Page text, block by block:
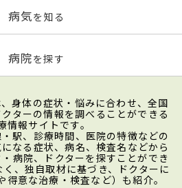
病気を知る
病院を探す
身体の症状・悩みに合わせ、全国
ターの情報を調べることができる
情報サイトです。
駅、診療時間、医院の特徴などの
なる症状、病名、検査名などから
病院、ドクターを探すことができ
、独自取材に基づき、ドクターに
意な治療・検査など）も紹介。